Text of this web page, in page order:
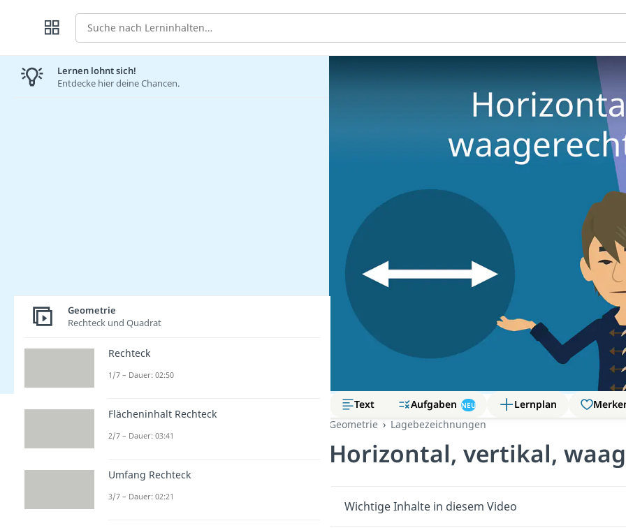
Suche
Text Aufgaben NEU Lernplan
Geometrie
Lagebezeichnungen
Horizontal, vertikal,
Wichtige Inhalte in diesem Video
Lernen lohnt sich!
Entdecke hier deine Chancen.
Geometrie
Rechteck und Quadrat
Rechteck
1/7 – Dauer: 02:50
Flächeninhalt Rechteck
2/7 – Dauer: 03:41
Umfang Rechteck
3/7 – Dauer: 02:21